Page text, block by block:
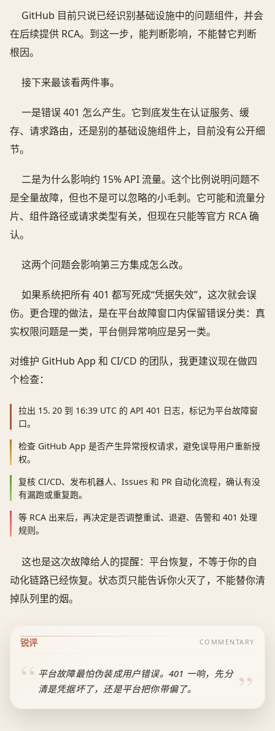
GitHub 目前只说已经识别基础设施中的问题组件，并会
在后续提供 RCA。到这一步，能判断影响，不能替它判断
根因。
接下来最该看两件事。
一是错误 401 怎么产生。它到底发生在认证服务、缓
存、请求路由，还是别的基础设施组件上，目前没有公开细
节。
二是为什么影响约 15% API 流量。这个比例说明问题不
是全量故障，但也不是可以忽略的小毛刺。它可能和流量分
片、组件路径或请求类型有关，但现在只能等官方 RCA 确
认。
这两个问题会影响第三方集成怎么改。
如果系统把所有 401 都写死成“凭据失效”，这次就会误
伤。更合理的做法，是在平台故障窗口内保留错误分类：真
实权限问题是一类，平台侧异常响应是另一类。
对维护 GitHub App 和 CI/CD 的团队，我更建议现在做四
个检查：
拉出 15. 20 到 16:39 UTC 的 API 401 日志，标记为平台故障窗
口。
检查 GitHub App 是否产生异常授权请求，避免误导用户重新授
权。
复核 CI/CD、发布机器人、Issues 和 PR 自动化流程，确认有没
有漏跑或重复跑。
等 RCA 出来后，再决定是否调整重试、退避、告警和 401 处理
规则。
这也是这次故障给人的提醒：平台恢复，不等于你的自
动化链路已经恢复。状态页只能告诉你火灭了，不能替你清
掉队列里的烟。
锐评 COMMENTARY
平台故障最怕伪装成用户错误。401 一响，先分
清是凭据坏了，还是平台把你带偏了。